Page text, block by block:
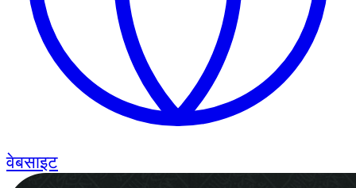
वेबसाइट